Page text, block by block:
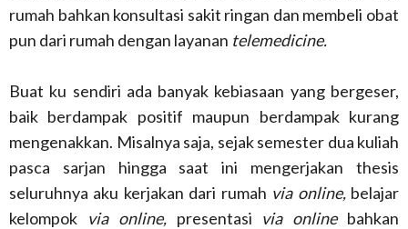
rumah bahkan konsultasi sakit ringan dan membeli obat
pun dari rumah dengan layanan telemedicine.
Buat ku sendiri ada banyak kebiasaan yang bergeser,
baik berdampak positif maupun berdampak kurang
mengenakkan. Misalnya saja, sejak semester dua kuliah
pasca sarjan hingga saat ini mengerjakan thesis
seluruhnya aku kerjakan dari rumah via online,belajar
kelompok via online,presentasi via onlinebahkan